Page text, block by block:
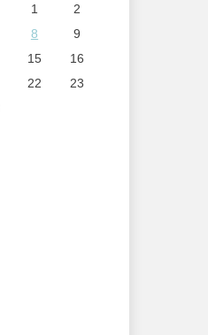
1
2
8
9
15
16
22
23